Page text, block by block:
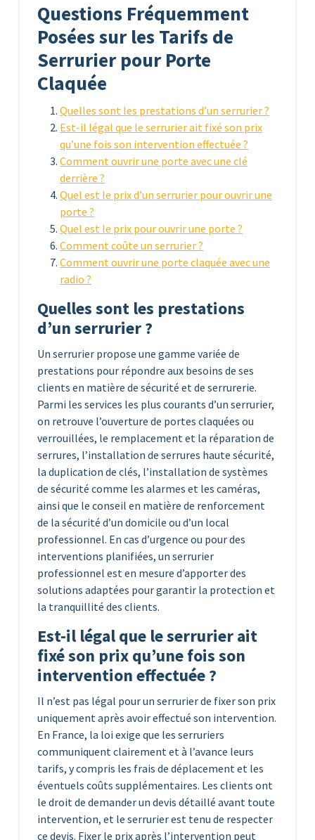
Questions Fréquemment
Posées sur les Tarifs de
Serrurier pour Porte
Claquée
Quelles sont les prestations d’un serrurier ?
Est-il légal que le serrurier ait fixé son prix
qu’une fois son intervention effectuée ?
Comment ouvrir une porte avec une clé
derrière ?
Quel est le prix d’un serrurier pour ouvrir une
porte ?
Quel est le prix pour ouvrir une porte ?
Comment coûte un serrurier ?
Comment ouvrir une porte claquée avec une
radio ?
Quelles sont les prestations
d’un serrurier ?
Un serrurier propose une gamme variée de
prestations pour répondre aux besoins de ses
clients en matière de sécurité et de serrurerie.
Parmi les services les plus courants d’un serrurier,
on retrouve l’ouverture de portes claquées ou
verrouillées, le remplacement et la réparation de
serrures, l’installation de serrures haute sécurité,
la duplication de clés, l’installation de systèmes
de sécurité comme les alarmes et les caméras,
ainsi que le conseil en matière de renforcement
de la sécurité d’un domicile ou d’un local
professionnel. En cas d’urgence ou pour des
interventions planifiées, un serrurier
professionnel est en mesure d’apporter des
solutions adaptées pour garantir la protection et
la tranquillité des clients.
Est-il légal que le serrurier ait
fixé son prix qu’une fois son
intervention effectuée ?
Il n’est pas légal pour un serrurier de fixer son prix
uniquement après avoir effectué son intervention.
En France, la loi exige que les serruriers
communiquent clairement et à l’avance leurs
tarifs, y compris les frais de déplacement et les
éventuels coûts supplémentaires. Les clients ont
le droit de demander un devis détaillé avant toute
intervention, et le serrurier est tenu de respecter
ce devis. Fixer le prix après l’intervention peut